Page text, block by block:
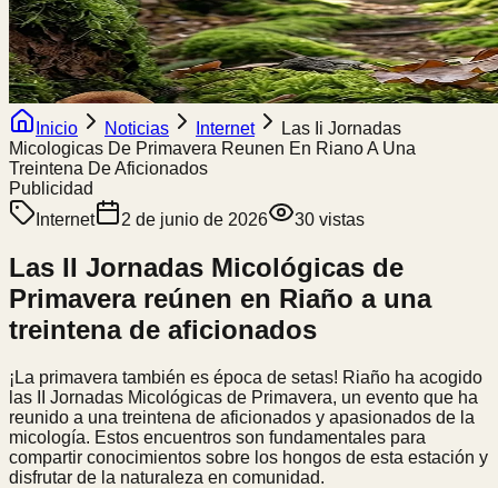
Inicio Noticias Internet
Las Ii Jornadas
Micologicas De Primavera Reunen En Riano A Una
Treintena De Aficionados
Publicidad
Internet
2 de junio de 2026 30 vistas
Las II Jornadas Micológicas de
Primavera reúnen en Riaño a una
treintena de aficionados
¡La primavera también es época de setas! Riaño ha acogido
las II Jornadas Micológicas de Primavera, un evento que ha
reunido a una treintena de aficionados y apasionados de la
micología. Estos encuentros son fundamentales para
compartir conocimientos sobre los hongos de esta estación y
disfrutar de la naturaleza en comunidad.